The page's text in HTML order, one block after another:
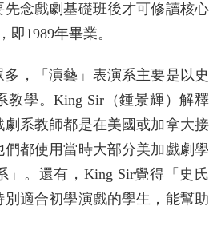
念戲劇基礎班後才可修讀核心
即1989年畢業。
，「演藝」表演系主要是以史
教學。King Sir（鍾景輝）解釋
系教師都是在美國或加拿大接
都使用當時大部分美加戲劇學
」。還有，King Sir覺得「史氏
適合初學演戲的學生，能幫助